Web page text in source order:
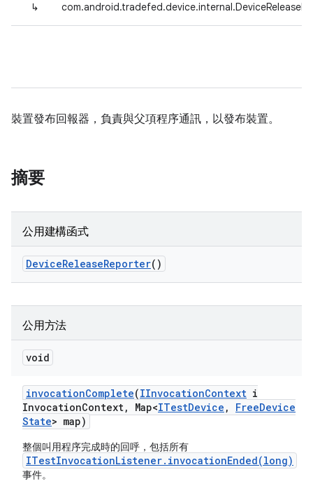
↳
裝置發布回報器，負責與父項程序通訊，以發布裝置。
摘要
公用建構函式
DeviceReleaseReporter()
公用方法
void
invocationComplete(IInvocationContext i
InvocationContext, Map<ITestDevice , FreeDevice
State> map)
整個叫用程序完成時的回呼，包括所有
ITestInvocationListener.invocationEnded(long)
事件。